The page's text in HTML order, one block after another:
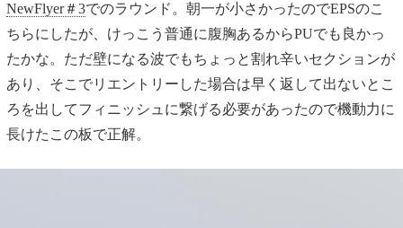
NewFlyer＃3でのラウンド。朝一が小さかったのでEPSのこ
ちらにしたが、けっこう普通に腹胸あるからPUでも良かっ
たかな。ただ壁になる波でもちょっと割れ辛いセクションが
あり、そこでリエントリーした場合は早く返して出ないとこ
ろを出してフィニッシュに繋げる必要があったので機動力に
長けたこの板で正解。